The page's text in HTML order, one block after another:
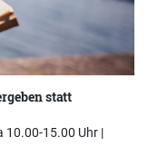
statt
10.00-15.00 Uhr |